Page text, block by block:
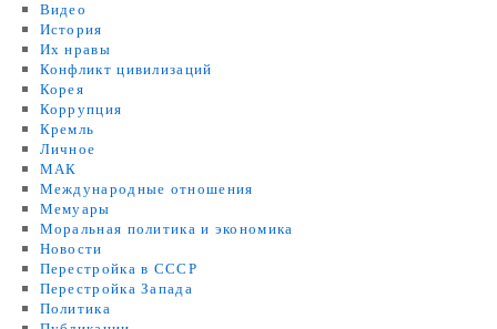
Видео
История
Их нравы
Конфликт цивилизаций
Корея
Коррупция
Кремль
Личное
МАК
Международные отношения
Мемуары
Моральная политика и экономика
Новости
Перестройка в СССР
Перестройка Запада
Политика